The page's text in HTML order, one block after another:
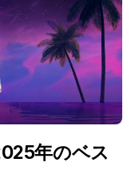
年のベス